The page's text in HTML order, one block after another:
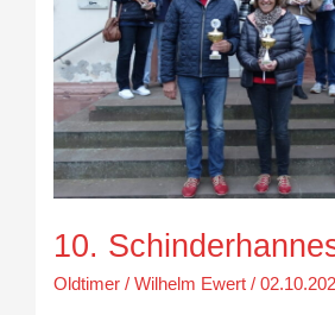
10.
Oldtimer/ Wilhelm Ewert /